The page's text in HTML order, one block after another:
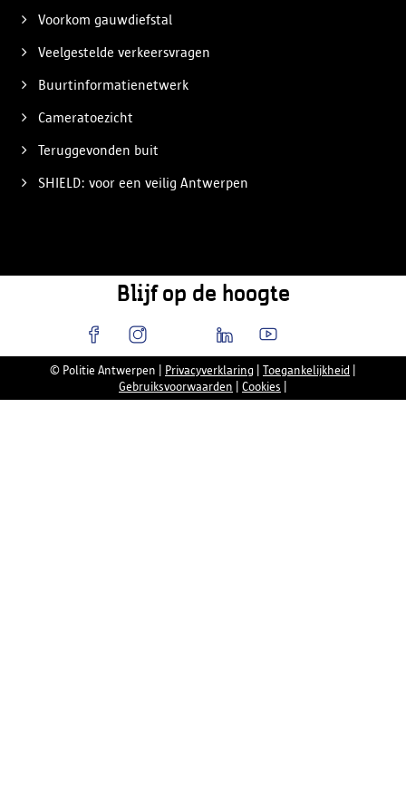
Voorkom gauwdiefstal
Veelgestelde verkeersvragen
Buurtinformatienetwerk
Cameratoezicht
Teruggevonden buit
SHIELD: voor een veilig Antwerpen
Blijf op de hoogte
© Politie Antwerpen Privacyverklaring Toegankelijkheid
Gebruiksvoorwaarden
Cookies